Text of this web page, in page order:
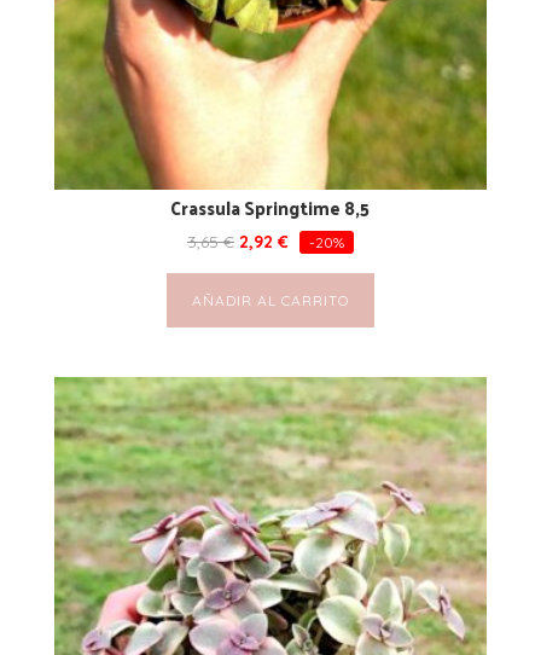
Crassula Springtime 8,5
3,65€ 2,92 € -20%
AÑADIR AL CARRITO